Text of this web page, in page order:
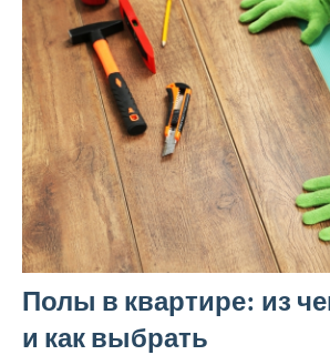
Полы в квартире: из
и как выбрать